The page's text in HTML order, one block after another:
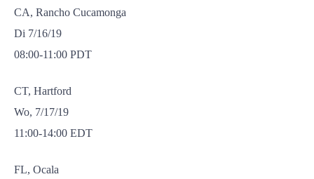
CA, Rancho Cucamonga
Di 7/16/19
08:00-11:00 PDT
CT, Hartford
Wo, 7/17/19
11:00-14:00 EDT
FL, Ocala